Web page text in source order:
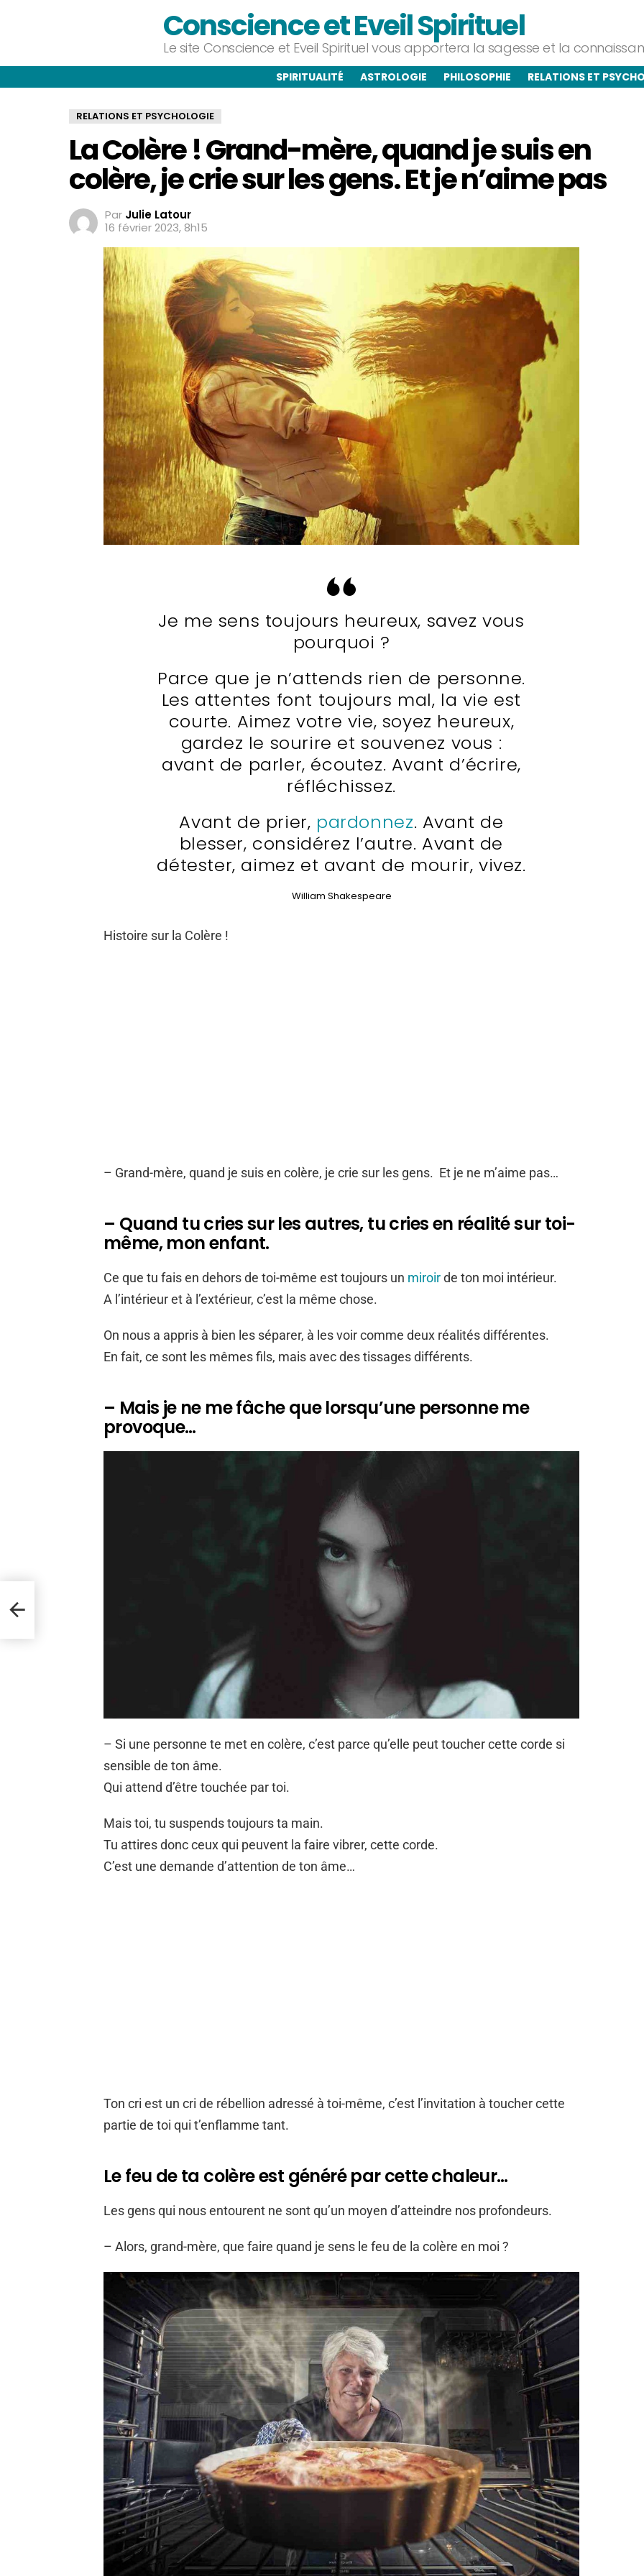
Conscience et Eveil Spirituel
Le site Conscience et Eveil Spirituel vous apportera la sagesse et la
SPIRITUALITÉ ASTROLOGIE PHILOSOPHIE RELATIONS ET
RELATIONS ET PSYCHOLOGIE
La Colère ! Grand-mère, quand je suis en
colère, je crie sur les gens. Et je n’aime pas
Par Julie Latour
16 février 2023, 8h15
Je me sens toujours heureux, savez vous
pourquoi ?
Parce que je n’attends rien de personne.
Les attentes font toujours mal, la vie est
courte. Aimez votre vie, soyez heureux,
gardez le sourire et souvenez vous :
avant de parler, écoutez. Avant d’écrire,
réfléchissez.
Avant de prier, pardonnez. Avant de
blesser, considérez l’autre. Avant de
détester, aimez et avant de mourir, vivez.
William Shakespeare
Histoire sur la Colère !
– Grand-mère, quand je suis en colère, je crie sur les gens. Et je ne m’aime pas…
– Quand tu cries sur les autres, tu cries en réalité sur toi-
même, mon enfant.
Ce que tu fais en dehors de toi-même est toujours un miroirde ton moi intérieur.
A l’intérieur et à l’extérieur, c’est la même chose.
On nous a appris à bien les séparer, à les voir comme deux réalités différentes.
En fait, ce sont les mêmes fils, mais avec des tissages différents.
– Mais je ne me fâche que lorsqu’une personne me
provoque…
– Si une personne te met en colère, c’est parce qu’elle peut toucher cette corde si
sensible de ton âme.
Qui attend d’être touchée par toi.
Mais toi, tu suspends toujours ta main.
Tu attires donc ceux qui peuvent la faire vibrer, cette corde.
C’est une demande d’attention de ton âme…
Ton cri est un cri de rébellion adressé à toi-même, c’est l’invitation à toucher cette
partie de toi qui t’enflamme tant.
Le feu de ta colère est généré par cette chaleur…
Les gens qui nous entourent ne sont qu’un moyen d’atteindre nos profondeurs.
– Alors, grand-mère, que faire quand je sens le feu de la colère en moi ?